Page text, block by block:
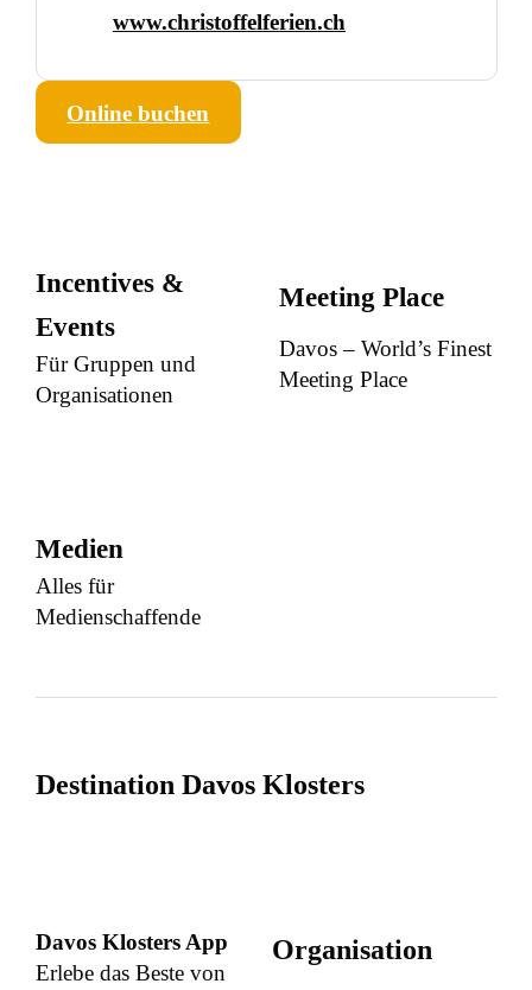
www.christoffelferien.ch
Online buchen
Incentives &
Events
Für Gruppen und
Organisationen
Meeting Place
Davos – World’s Finest
Meeting Place
Medien
Alles für
Medienschaffende
Destination Davos Klosters
Davos Klosters App
Erlebe das Beste von
Organisation